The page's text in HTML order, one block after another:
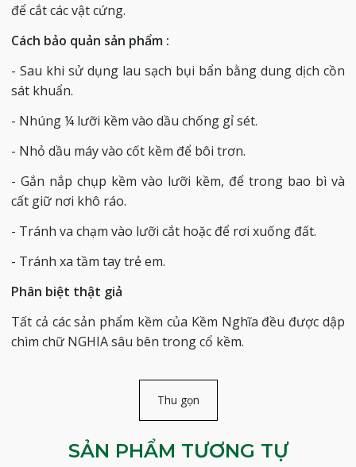
để cắt các vật cứng.
Cách bảo quản sản phẩm :
- Sau khi sử dụng lau sạch bụi bẩn bằng dung dịch cồn
sát khuẩn.
- Nhúng ¼ lưỡi kềm vào dầu chống gỉ sét.
- Nhỏ dầu máy vào cốt kềm để bôi trơn.
- Gắn nắp chụp kềm vào lưỡi kềm, để trong bao bì và
cất giữ nơi khô ráo.
- Tránh va chạm vào lưỡi cắt hoặc để rơi xuống đất.
- Tránh xa tầm tay trẻ em.
Phân biệt thật giả
Tất cả các sản phẩm kềm của Kềm Nghĩa đều được dập
chìm chữ NGHIA sâu bên trong cổ kềm.
Thu gọn
SẢN PHẨM TƯƠNG TỰ